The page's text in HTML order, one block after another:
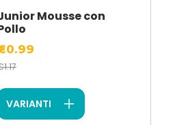
Mousse con
VARIANTI